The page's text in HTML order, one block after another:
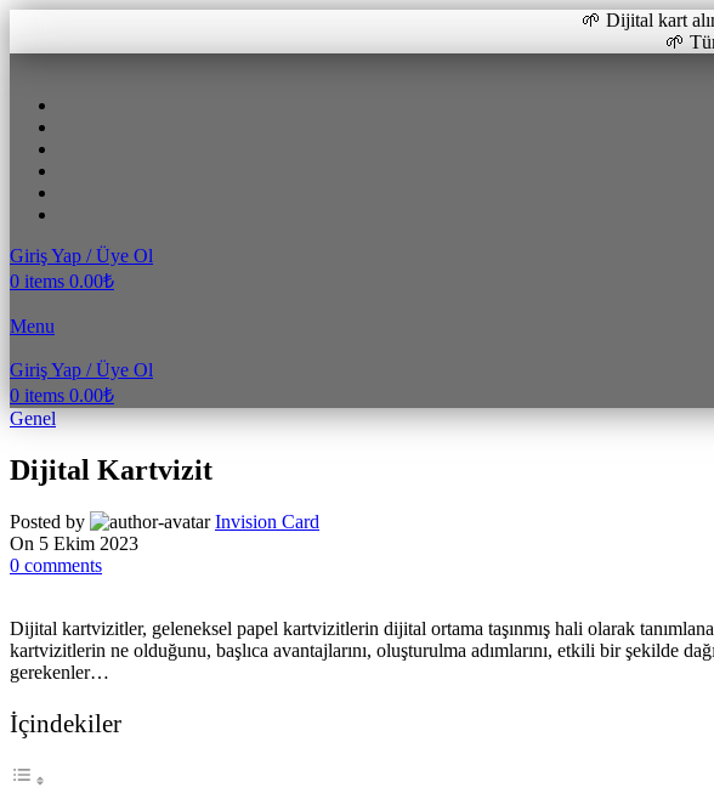
🌱 Dijital kart
🌱
Giriş Yap / Üye Ol
0 items 0.00₺
Menu
Giriş Yap / Üye Ol
0 items 0.00₺
Genel
Dijital Kartvizit
Posted by
Invision Card
On 5 Ekim 2023
0 comments
Dijital kartvizitler, geleneksel papel kartvizitlerin dijital ortama taşınmış hali olarak
kartvizitlerin ne olduğunu, başlıca avantajlarını, oluşturulma adımlarını, etkili bir şekilde
gerekenler…
İçindekiler